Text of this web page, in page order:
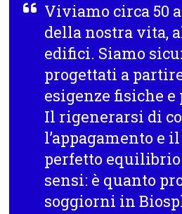
Viviamo circa 50
della nostra vita,
edifici. Siamo
progettati a
esigenze fisiche e
Il rigenerarsi di
l’appagamento e
perfetto
sensi: è quanto
soggiorni in